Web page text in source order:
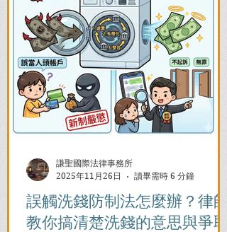
誤觸洗錢防制法怎麼辦？律師
教你搞清楚洗錢的意思與爭取
謙聖國際法律事務所
2025年11月26日
讀畢需時 6 分鐘